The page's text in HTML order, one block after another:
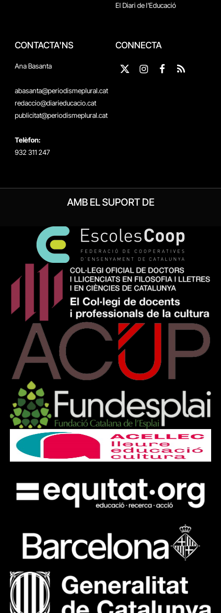
El Diari de l'Educació
CONTACTA'NS
Ana Basanta
abasanta@periodismeplural.cat
redaccio@diarieducacio.cat
publicitat@periodismeplural.cat
Telèfon:
932 311 247
CONNECTA
X
InstagramFacebook
RSS
AMB EL SUPORT DE